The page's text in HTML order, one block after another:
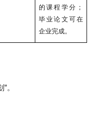
的课程学分；
毕业论文可在
企业完成。
”。